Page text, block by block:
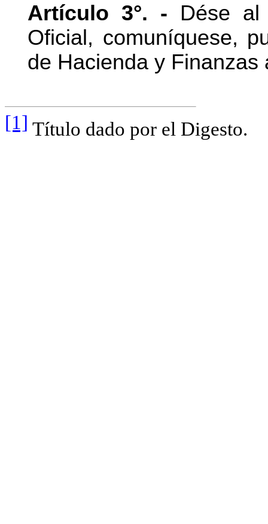
Artículo 3°. - Dése al
Oficial, comuníquese,
de Hacienda y Finanzas
[1] Título dado por el Digesto.